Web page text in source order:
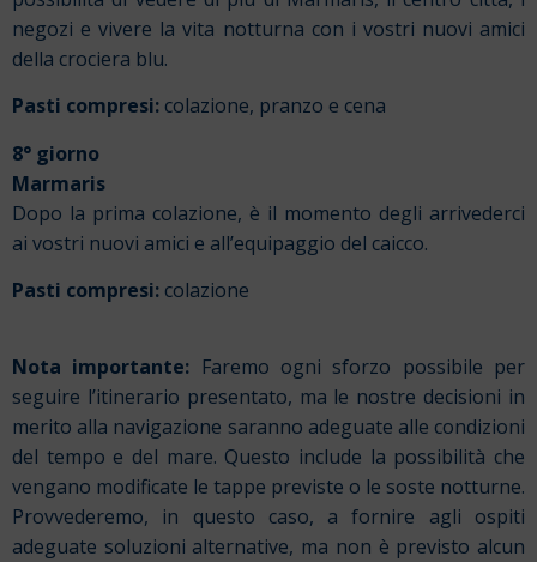
negozi e vivere la vita notturna con i vostri nuovi amici
della crociera blu.
Pasti compresi: colazione, pranzo e cena
8° giorno
Marmaris
Dopo la prima colazione, è il momento degli arrivederci
ai vostri nuovi amici e all’equipaggio del caicco.
Pasti compresi: colazione
Nota importante: Faremo ogni sforzo possibile per
seguire l’itinerario presentato, ma le nostre decisioni in
merito alla navigazione saranno adeguate alle condizioni
del tempo e del mare. Questo include la possibilità che
vengano modificate le tappe previste o le soste notturne.
Provvederemo, in questo caso, a fornire agli ospiti
adeguate soluzioni alternative, ma non è previsto alcun